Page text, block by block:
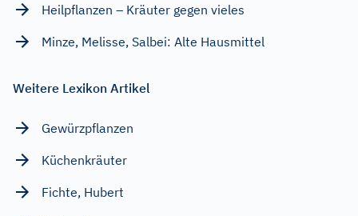
Heilpflanzen – Kräuter gegen vieles
Minze, Melisse, Salbei: Alte Hausmittel
Weitere Lexikon Artikel
Gewürzpflanzen
Küchenkräuter
Fichte, Hubert